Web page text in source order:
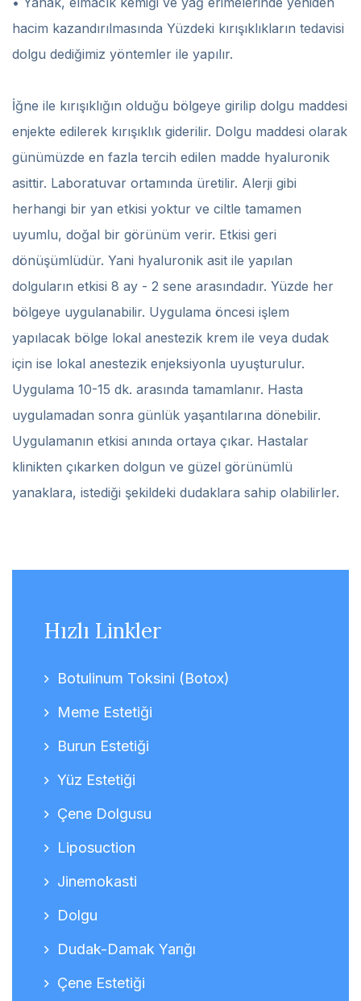
hacim kazandırılmasında Yüzdeki kırışıklıkların tedavisi
dolgu dediğimiz yöntemler ile yapılır.
İğne ile kırışıklığın olduğu bölgeye girilip dolgu maddesi
enjekte edilerek kırışıklık giderilir. Dolgu maddesi olarak
günümüzde en fazla tercih edilen madde hyaluronik
asittir. Laboratuvar ortamında üretilir. Alerji gibi
herhangi bir yan etkisi yoktur ve ciltle tamamen
uyumlu, doğal bir görünüm verir. Etkisi geri
dönüşümlüdür. Yani hyaluronik asit ile yapılan
dolguların etkisi 8 ay - 2 sene arasındadır. Yüzde her
bölgeye uygulanabilir. Uygulama öncesi işlem
yapılacak bölge lokal anestezik krem ile veya dudak
için ise lokal anestezik enjeksiyonla uyuşturulur.
Uygulama 10-15 dk. arasında tamamlanır. Hasta
uygulamadan sonra günlük yaşantılarına dönebilir.
Uygulamanın etkisi anında ortaya çıkar. Hastalar
klinikten çıkarken dolgun ve güzel görünümlü
yanaklara, istediği şekildeki dudaklara sahip olabilirler.
Hızlı Linkler
Botulinum Toksini (Botox)
Meme Estetiği
Burun Estetiği
Yüz Estetiği
Çene Dolgusu
Liposuction
Jinemokasti
Dolgu
Dudak-Damak Yarığı
Çene Estetiği